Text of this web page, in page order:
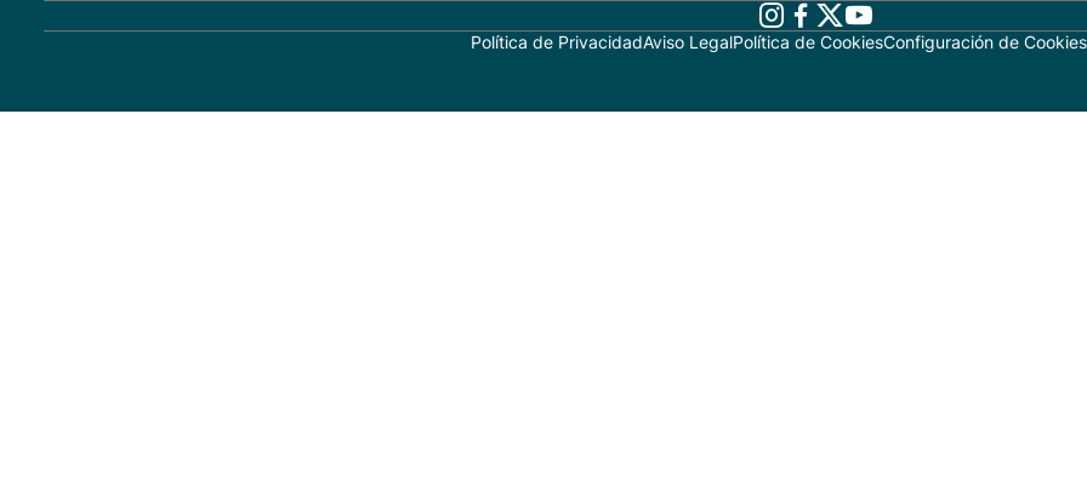
Política de PrivacidadAviso LegalPolítica de CookiesConfiguración de Cookies